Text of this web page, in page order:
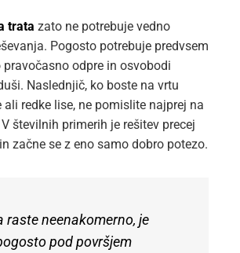
trata zato ne potrebuje vedno
Pogosto potrebuje predvsem
pravočasno odpre in osvobodi
Naslednjič, ko boste na vrtu
ali redke lise, ne pomislite najprej na
številnih primerih je rešitev precej
začne se z eno samo dobro potezo.
raste neenakomerno, je
pod površjem